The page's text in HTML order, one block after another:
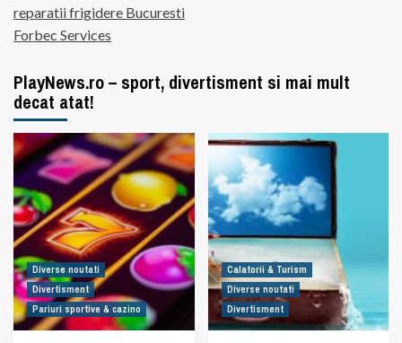
reparatii frigidere Bucuresti
Forbec Services
PlayNews.ro – sport, divertisment si mai mult
decat atat!
Diverse noutati
Divertisment
Pariuri sportive & cazino
Calatorii & Turism
Diverse noutati
Divertisment